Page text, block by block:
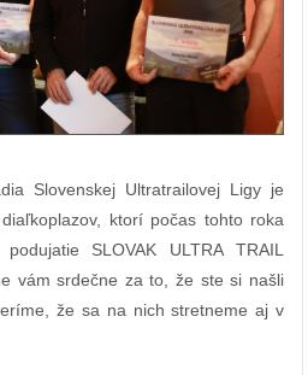
Slovenskej Ultratrailovej Ligy je
ktorí počas tohto roka
SLOVAK ULTRA TRAIL
vám srdečne za to, že ste si našli
že sa na nich stretneme aj v